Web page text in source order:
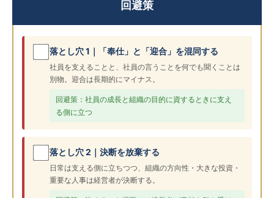
回避策
落とし穴 1｜「奉仕」と「迎合」を混同する
社員を支えることと、社員の言うことを何でも聞くことは
別物。迎合は長期的にマイナス。
回避策：社員の成長と組織の目的に資するときに支え
る側に立つ
落とし穴 2｜決断を放棄する
日常は支える側に立ちつつ、組織の方向性・大きな投資・
重要な人事は経営者が決断する。